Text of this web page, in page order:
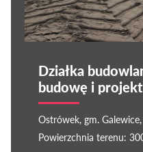
Działka
budowę i
Ostrówek, gm.
Powierzchnia terenu: